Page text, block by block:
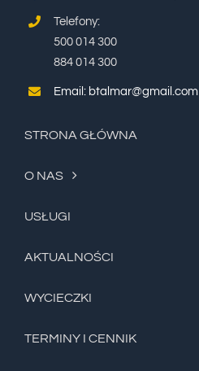
Telefony:
500 014 300
884 014 300
Email: btalmar@gmail.com
STRONA GŁÓWNA
O NAS
USŁUGI
AKTUALNOŚCI
WYCIECZKI
TERMINY I CENNIK